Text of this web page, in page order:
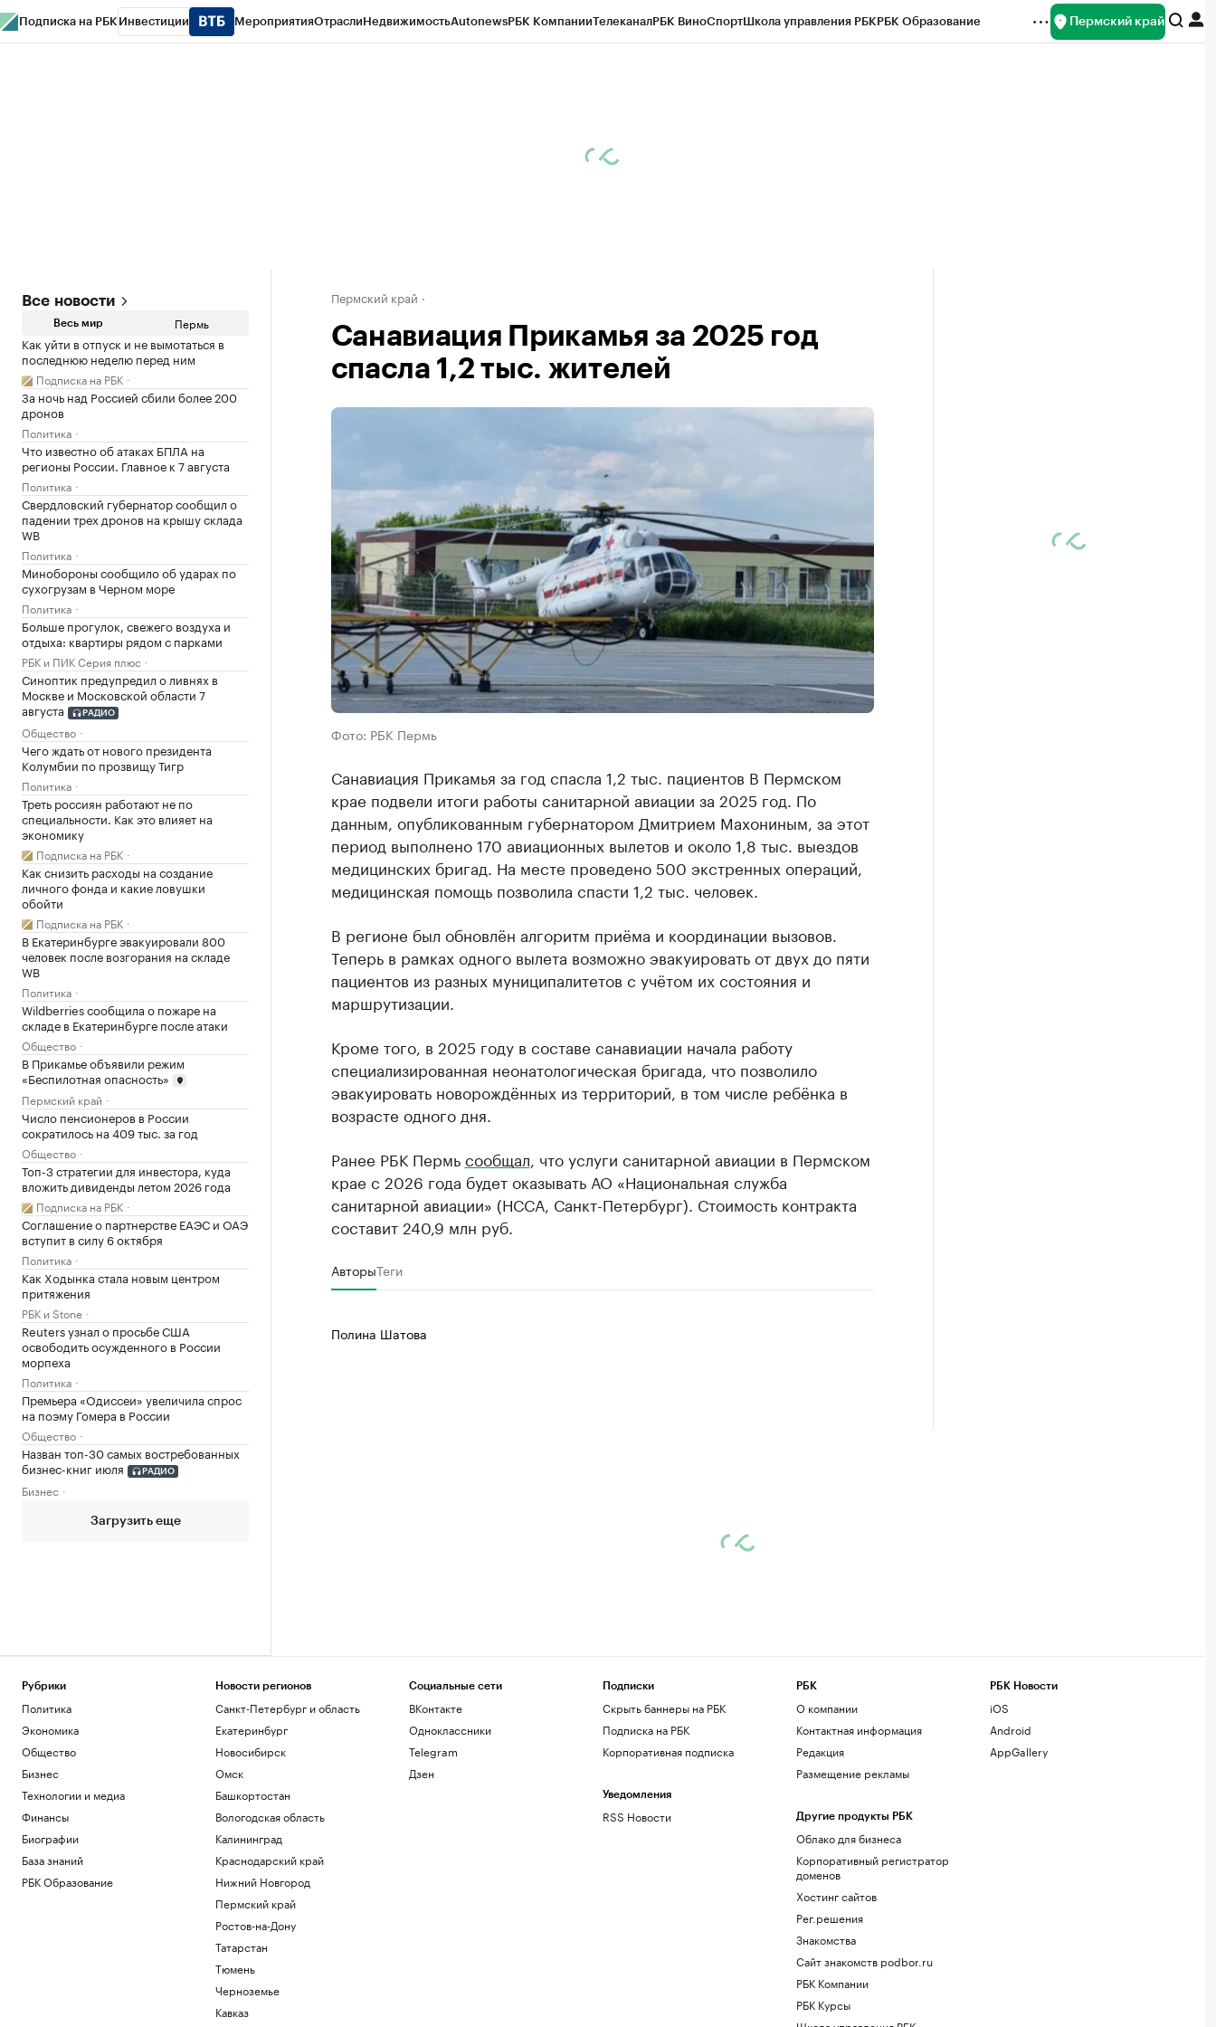
Подписка на РБК Инвестиции МероприятияОтраслиНедвижимостьAutonewsРБК КомпанииТелеканалРБК ВиноСпортШкола управления РБКРБК Образование Пермский край
Все новости
Весь мир Пермь
Как уйти в отпуск и не вымотаться в
последнюю неделю перед ним
Подписка на РБК
За ночь над Россией сбили более 200
дронов
Политика
Что известно об атаках БПЛА на
регионы России. Главное к 7 августа
Политика
Свердловский губернатор сообщил о
падении трех дронов на крышу склада
WB
Политика
Минобороны сообщило об ударах по
сухогрузам в Черном море
Политика
Больше прогулок, свежего воздуха и
отдыха: квартиры рядом с парками
РБК и ПИК Серия плюс
Синоптик предупредил о ливнях в
Москве и Московской области 7
августа
РАДИО
Общество
Чего ждать от нового президента
Колумбии по прозвищу Тигр
Политика
Треть россиян работают не по
специальности. Как это влияет на
экономику
Подписка на РБК
Как снизить расходы на создание
личного фонда и какие ловушки
обойти
Подписка на РБК
В Екатеринбурге эвакуировали 800
человек после возгорания на складе
WB
Политика
Wildberries сообщила о пожаре на
складе в Екатеринбурге после атаки
Общество
В Прикамье объявили режим
«Беспилотная опасность»
Пермский край
Число пенсионеров в России
сократилось на 409 тыс. за год
Общество
Топ-3 стратегии для инвестора, куда
вложить дивиденды летом 2026 года
Подписка на РБК
Соглашение о партнерстве ЕАЭС и ОАЭ
вступит в силу 6 октября
Политика
Как Ходынка стала новым центром
притяжения
РБК и Stone
Reuters узнал о просьбе США
освободить осужденного в России
морпеха
Политика
Премьера «Одиссеи» увеличила спрос
на поэму Гомера в России
Общество
Назван топ-30 самых востребованных
бизнес-книг июля
РАДИО
Бизнес
Загрузить еще
Пермский край
Санавиация Прикамья за 2025 год
спасла 1,2 тыс. жителей
Фото: РБК Пермь
Санавиация Прикамья за год спасла 1,2 тыс. пациентов В Пермском
крае подвели итоги работы санитарной авиации за 2025 год. По
данным, опубликованным губернатором Дмитрием Махониным, за этот
период выполнено 170 авиационных вылетов и около 1,8 тыс. выездов
медицинских бригад. На месте проведено 500 экстренных операций,
медицинская помощь позволила спасти 1,2 тыс. человек.
В регионе был обновлён алгоритм приёма и координации вызовов.
Теперь в рамках одного вылета возможно эвакуировать от двух до пяти
пациентов из разных муниципалитетов с учётом их состояния и
маршрутизации.
Кроме того, в 2025 году в составе санавиации начала работу
специализированная неонатологическая бригада, что позволило
эвакуировать новорождённых из территорий, в том числе ребёнка в
возрасте одного дня.
Ранее РБК Пермьсообщал , что услуги санитарной авиации в Пермском
крае с 2026 года будет оказывать АО «Национальная служба
санитарной авиации» (НССА, Санкт-Петербург). Стоимость контракта
составит 240,9 млн руб.
АвторыТеги
Полина Шатова
Рубрики
Политика
Экономика
Общество
Бизнес
Технологии и медиа
Финансы
Биографии
База знаний
РБК Образование
Новости регионов
Санкт-Петербург и область
Екатеринбург
Новосибирск
Омск
Башкортостан
Вологодская область
Калининград
Краснодарский край
Нижний Новгород
Пермский край
Ростов-на-Дону
Татарстан
Тюмень
Черноземье
Кавказ
Социальные сети
ВКонтакте
Одноклассники
Telegram
Дзен
Подписки
Скрыть баннеры на РБК
Подписка на РБК
Корпоративная подписка
Уведомления
RSS Новости
РБК
О компании
Контактная информация
Редакция
Размещение рекламы
Другие продукты РБК
Облако для бизнеса
Корпоративный регистратор
доменов
Хостинг сайтов
Рег.решения
Знакомства
Сайт знакомств podbor.ru
РБК Компании
РБК Курсы
РБК Новости
iOS
Android
AppGallery